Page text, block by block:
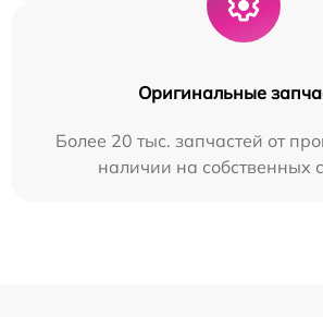
Оригинальные
Более 20 тыс. запчастей от
наличии на собственных